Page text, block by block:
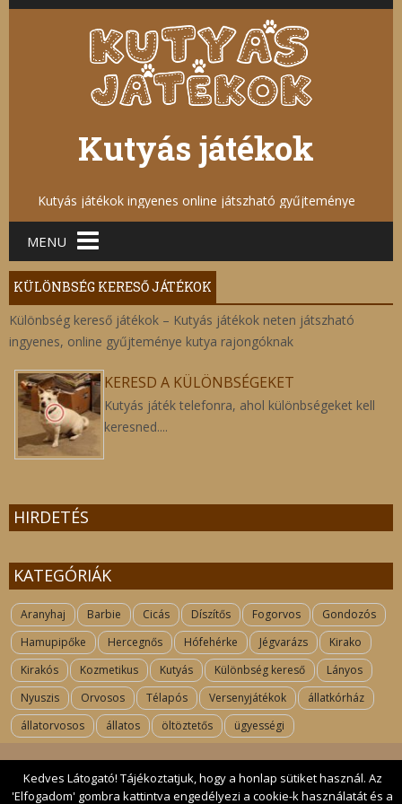
Kutyás játékok
Kutyás játékok ingyenes online játszható gyűjteménye
Main menu
MENU
KÜLÖNBSÉG KERESŐ JÁTÉKOK
Különbség kereső játékok – Kutyás játékok neten játszható
ingyenes, online gyűjteménye kutya rajongóknak
KERESD A KÜLÖNBSÉGEKET
Kutyás játék telefonra, ahol különbségeket kell
keresned....
HIRDETÉS
KATEGÓRIÁK
Aranyhaj Barbie Cicás Díszítős Fogorvos
Gondozós
Hamupipőke
Hercegnős Hófehérke Jégvarázs
Kirako
Kirakós
Kozmetikus Kutyás Különbség kereső
Lányos
Nyuszis
Orvosos Télapós Versenyjátékok
állatkórház
állatorvosos
állatos öltöztetős ügyességi
Kapcsolat| 2017 All rights reserved. kutyas-jatekok.hu
Kedves Látogató! Tájékoztatjuk, hogy a honlap sütiket használ. Az
'Elfogadom' gombra kattintva engedélyezi a cookie-k használatát és a